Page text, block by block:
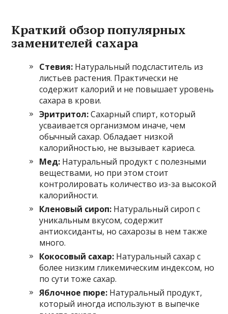
Краткий обзор популярных
заменителей сахара
Стевия: Натуральный подсластитель из
листьев растения. Практически не
содержит калорий и не повышает уровень
сахара в крови.
Эритритол:Сахарный спирт, который
усваивается организмом иначе, чем
обычный сахар. Обладает низкой
калорийностью, не вызывает кариеса.
Мед: Натуральный продукт с полезными
веществами, но при этом стоит
контролировать количество из-за высокой
калорийности.
Кленовый сироп: Натуральный сироп с
уникальным вкусом, содержит
антиоксиданты, но сахарозы в нем также
много.
Кокосовый сахар: Натуральный сахар с
более низким гликемическим индексом, но
по сути тоже сахар.
Яблочное пюре: Натуральный продукт,
который иногда используют в выпечке